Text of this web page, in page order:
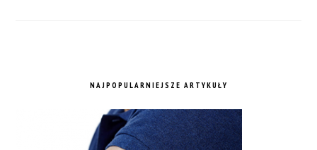
NAJPOPULARNIEJSZE ARTYKUŁY